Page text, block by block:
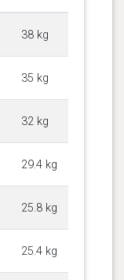
38 kg
35 kg
32 kg
29.4 kg
25.8 kg
25.4 kg